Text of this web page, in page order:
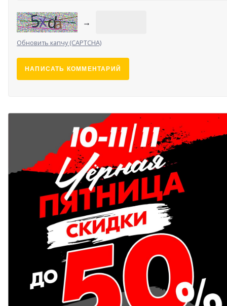
→
Обновить капчу (CAPTCHA)